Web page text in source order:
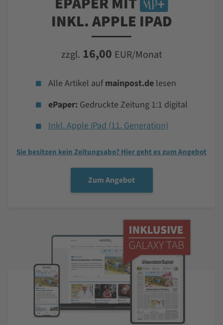
INKL. APPLE IPAD
zzgl. 16,00 EUR/Monat
Alle Artikel aufmainpost.delesen
ePaper: Gedruckte Zeitung 1:1 digital
Inkl. Apple iPad (11. Generation)
Sie besitzen kein Zeitungsabo? Hier geht es zum Angebot
Zum Angebot